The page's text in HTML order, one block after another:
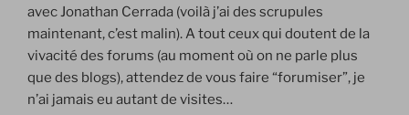
avec Jonathan Cerrada (voilà j’ai des scrupules
maintenant, c’est malin). A tout ceux qui doutent de la
vivacité des forums (au moment où on ne parle plus
que des blogs), attendez de vous faire “forumiser”, je
n’ai jamais eu autant de visites…